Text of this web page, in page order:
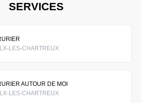
SERVICES
LES-CHARTREUX
AUTOUR DE MOI
LES-CHARTREUX